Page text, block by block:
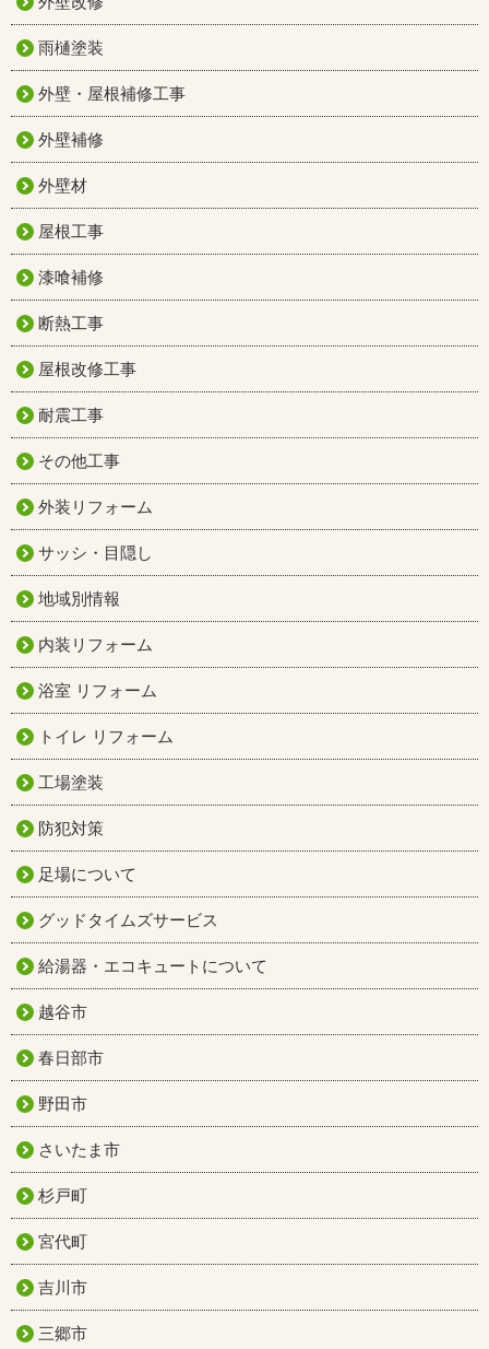
雨樋塗装
外壁・屋根補修工事
外壁補修
外壁材
屋根工事
漆喰補修
断熱工事
屋根改修工事
耐震工事
その他工事
外装リフォーム
サッシ・目隠し
地域別情報
内装リフォーム
浴室 リフォーム
トイレ リフォーム
工場塗装
防犯対策
足場について
グッドタイムズサービス
給湯器・エコキュートについて
越谷市
春日部市
野田市
さいたま市
杉戸町
宮代町
吉川市
三郷市